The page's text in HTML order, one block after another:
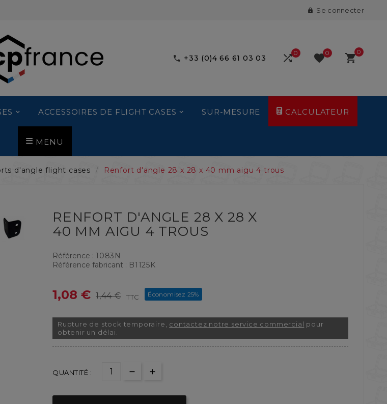
 Se connecter
 +33 (0)4 66 61 03 03 0 0 
0
ACCESSOIRES DE FLIGHT CASES SUR-MESURE CALCULATEUR
MENU
d'angle flight cases Renfort d'angle 28 x 28 x 40 mm aigu 4 trous
RENFORT D'ANGLE 28 X 28 X
40 MM AIGU 4 TROUS
Référence : 1083N
Référence fabricant : B1125K
1,08 € 1,44 € TTC Économisez 25%
Rupture de stock temporaire, contactez notre service commercial pour
obtenir un délai.
QUANTITÉ :